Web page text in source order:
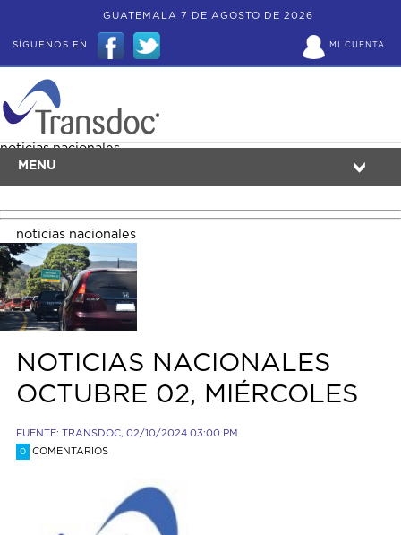
GUATEMALA 7 DE AGOSTO DE 2026
MI CUENTA
SÍGUENOS EN
MENU
noticias nacionales
noticias nacionales
NOTICIAS NACIONALES
OCTUBRE 02, MIÉRCOLES
FUENTE: TRANSDOC, 02/10/2024 03:00 PM
0 COMENTARIOS